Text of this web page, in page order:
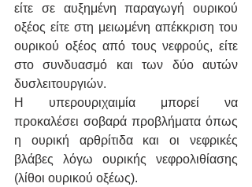
είτε σε αυξημένη παραγωγή ουρικού
οξέος είτε στη μειωμένη απέκκριση του
ουρικού οξέος από τους νεφρούς, είτε
στο συνδυασμό και των δύο αυτών
δυσλειτουργιών.
Η υπερουριχαιμία μπορεί να
προκαλέσει σοβαρά προβλήματα όπως
η ουρική αρθρίτιδα και οι νεφρικές
βλάβες λόγω ουρικής νεφρολιθίασης
(λίθοι ουρικού οξέως).